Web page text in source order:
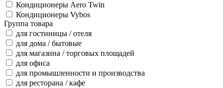
Кондиционеры Aero Twin
Кондиционеры Vybos
Группа товара
для гостиницы / отеля
для дома / бытовые
для магазина / торговых площадей
для офиса
для промышленности и производства
для ресторана / кафе